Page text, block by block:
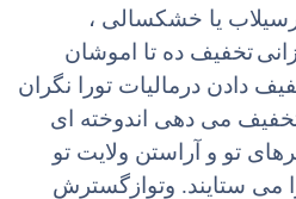
یا خشکسالی ،
تخفیف ده تا اموشان
دادن درمالیات تورا نگران
تخفیف می دهی اندوخته ای
تو و آراستن ولایت تو
می ستایند. وتوازگسترش